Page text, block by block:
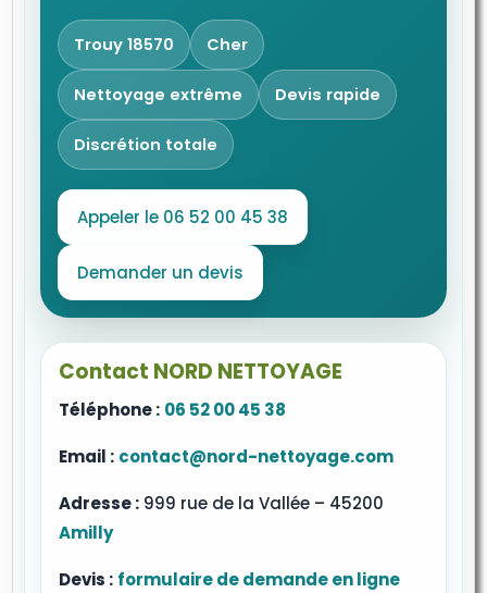
Trouy 18570 Cher
Nettoyage extrême Devis rapide
Discrétion totale
Appeler le 06 52 00 45 38
Demander un devis
Contact NORD NETTOYAGE
Téléphone : 06 52 00 45 38
Email : contact@nord-nettoyage.com
Adresse : 999 rue de la Vallée – 45200
Amilly
Devis : formulaire de demande en ligne